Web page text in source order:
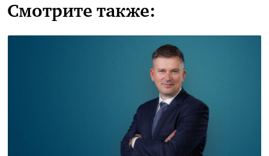
Смотрите также: